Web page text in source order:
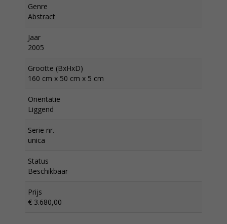
Genre
Abstract
Jaar
2005
Grootte (BxHxD)
160 cm x 50 cm x 5 cm
Oriëntatie
Liggend
Serie nr.
unica
Status
Beschikbaar
Prijs
€ 3.680,00